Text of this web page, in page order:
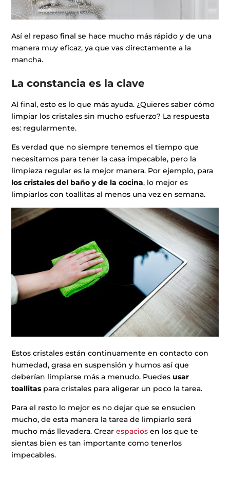
Así el repaso final se hace mucho más rápido y de una
manera muy eficaz, ya que vas directamente a la
mancha.
La constancia es la clave
Al final, esto es lo que más ayuda. ¿Quieres saber cómo
limpiar los cristales sin mucho esfuerzo? La respuesta
es: regularmente.
Es verdad que no siempre tenemos el tiempo que
necesitamos para tener la casa impecable, pero la
limpieza regular es la mejor manera. Por ejemplo, para
los cristales del baño y de la cocina, lo mejor es
limpiarlos con toallitas al menos una vez en semana.
Estos cristales están continuamente en contacto con
humedad, grasa en suspensión y humos así que
deberían limpiarse más a menudo. Puedes usar
toallitas para cristales para aligerar un poco la tarea.
Para el resto lo mejor es no dejar que se ensucien
mucho, de esta manera la tarea de limpiarlo será
mucho más llevadera. Crearespacios en los que te
sientas bien es tan importante como tenerlos
impecables.